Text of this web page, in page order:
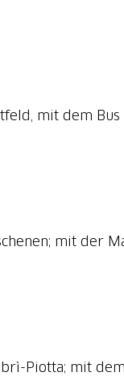
mit dem
mit der
Piotta; mit